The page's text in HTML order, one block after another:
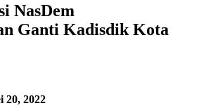
NasDem
Ganti Kadisdik Kota
20, 2022